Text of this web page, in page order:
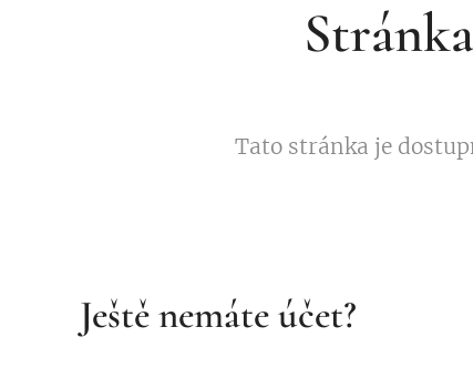
Tato stránka je
Ještě nemáte účet?